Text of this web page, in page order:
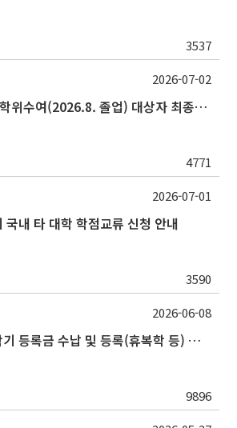
3537
2025학년도 후기 학위수여(2026.8. 졸업) 대상자 최종인준 논문 제출 안내
4771
2026-07-02
내 타 대학 학점교류 신청 안내
3590
2026-07-01
2026학년도 제2학기 등록금 수납 및 등록(휴복학 등) 일정 안내
9896
2026-06-08